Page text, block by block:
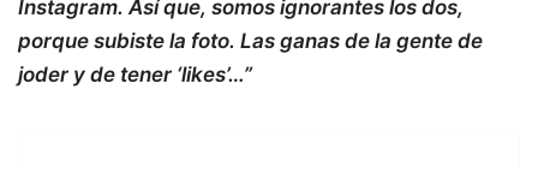
Instagram. Así que, somos ignorantes los dos,
porque subiste la foto. Las ganas de la gente de
joder y de tener ‘likes’…”